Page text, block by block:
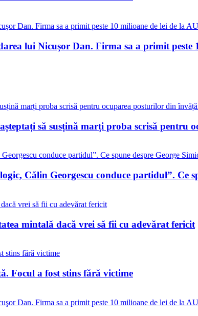
lui Nicuşor Dan. Firma sa a primit peste
să susțină marți proba scrisă pentru
Călin Georgescu conduce partidul”. Ce
mintală dacă vrei să fii cu adevărat fericit
Focul a fost stins fără victime